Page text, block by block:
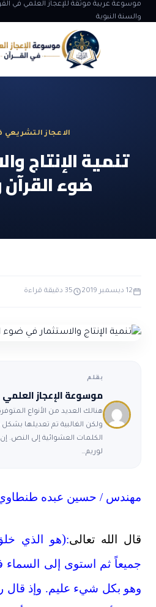
موسوعة عربية موثقة للإعجاز العلمي في
والسنة النبوية
الاعجاز الغيبي في القرآن
الاعجاز في علوم الفلك والفضاء
الاعجاز البياني و اللغوي في
الاعجاز التشريعي في القرآن
آيات الله في جسم الانسان
حول القراّن
تواصل معنا
الاعجاز التشريعي
تنمية الإنتاج
ضوء
12 ديسمبر 2019 35 دقيقة قراءة
بقلم
موسوعة الإعجاز العلمي
هنالك العديد من الأنواع
ولكن الغالبية تم تعديلها بشكل
الكلمات العشوائية إلى النص.
لوريم…
مهندس / حسين عبده
قال الله تعالى:
)هو الذي
جميعاً ثم استوى إلى
وهو بكل شيء عليم. وإذ قال